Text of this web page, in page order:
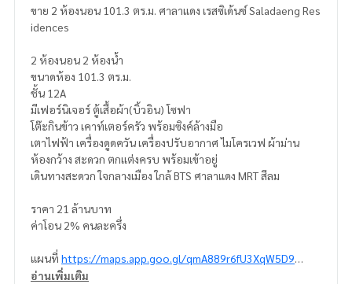
ขาย 2 ห้องนอน 101.3 ตร.ม. ศาลาแดง เรสซิเด้นซ์ Saladaeng Res
idences
2 ห้องนอน 2 ห้องน้ำ
ขนาดห้อง 101.3 ตร.ม.
ชั้น 12A
มีเฟอร์นิเจอร์ ตู้เสื้อผ้า(บิ้วอิน) โซฟา
โต๊ะกินข้าว เคาท์เตอร์ครัว พร้อมซิงค์ล้างมือ
เตาไฟฟ้า เครื่องดูดควัน เครื่องปรับอากาศ ไมโครเวฟ ผ้าม่าน
ห้องกว้าง สะดวก ตกเเต่งครบ พร้อมเข้าอยู่
เดินทางสะดวก ใจกลางเมือง ใกล้ BTS ศาลาแดง MRT สีลม
ราคา 21 ล้านบาท
ค่าโอน 2% คนละครึ่ง
แผนที่ https://maps.app.goo.gl/qmA889r6fU3XqW5D9
อ่านเพิ่มเติม